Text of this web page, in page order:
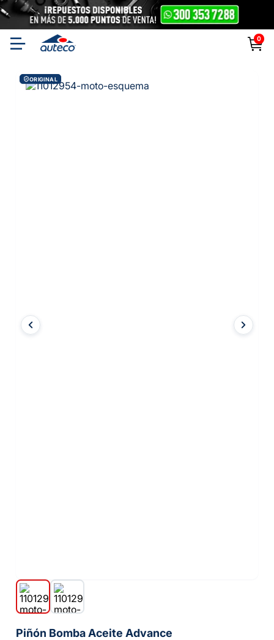
0
ORIGINAL
Piñón Bomba Aceite Advance